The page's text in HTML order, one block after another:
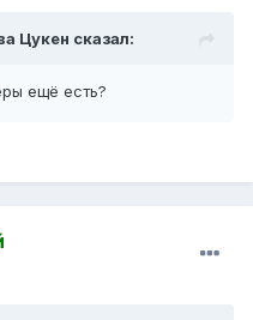
Цукен сказал:
ещё есть?